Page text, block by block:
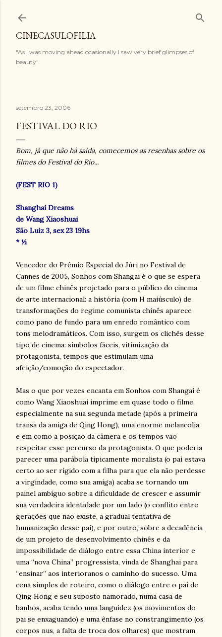
CINECASULOFILIA
"As I was moving ahead ocasionally I saw very brief glimpses of
beauty"
setembro 23, 2006
FESTIVAL DO RIO
Bom, já que não há saída, comecemos as resenhas sobre os
filmes do Festival do Rio...
(FEST RIO 1)
Shanghai Dreams
de Wang Xiaoshuai
São Luiz 3, sex 23 19hs
* ½
Vencedor do Prêmio Especial do Júri no Festival de
Cannes de 2005, Sonhos com Shangai é o que se espera
de um filme chinês projetado para o público do cinema
de arte internacional: a história (com H maiúsculo) de
transformações do regime comunista chinês aparece
como pano de fundo para um enredo romântico com
tons melodramáticos. Com isso, surgem os clichês desse
tipo de cinema: símbolos fáceis, vitimização da
protagonista, tempos que estimulam uma
afeição/comoção do espectador.
Mas o que por vezes encanta em Sonhos com Shangai é
como Wang Xiaoshuai imprime em quase todo o filme,
especialmente na sua segunda metade (após a primeira
transa da amiga de Qing Hong), uma enorme melancolia,
e em como a posição da câmera e os tempos vão
respeitar esse percurso da protagonista. O que poderia
parecer uma parábola tipicamente moralista (o pai estava
certo ao ser rígido com a filha para que ela não perdesse
a virgindade, como sua amiga) acaba se tornando um
painel ambíguo sobre a dificuldade de crescer e assumir
sua verdadeira identidade por um lado (o conflito entre
gerações que não existe, a gradual tentativa de
humanização desse pai), e por outro, sobre a decadência
de um projeto de desenvolvimento chinês e da
impossibilidade de diálogo entre essa China interior e
uma “nova China” progressista, vinda de Shanghai para
“ensinar” aos interioranos o caminho do sucesso. Uma
cena simples de roteiro, como o diálogo entre o pai de
Qing Hong e seu suposto namorado, numa casa de
banhos, acaba tendo uma languidez (os movimentos do
pai se enxaguando) e uma ênfase no constrangimento (os
corpos nus, a falta de troca dos olhares) que mostram